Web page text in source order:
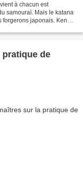
à chacun est
samouraï. Mais le katana
forgerons japonais. Ken
pratique de